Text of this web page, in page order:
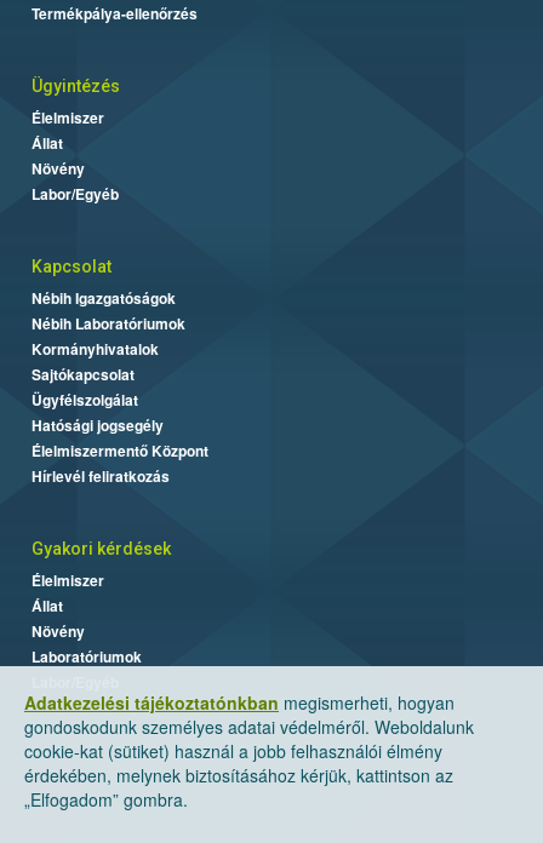
Adatkezelési tájékoztatónkban megismerheti, hogyan
gondoskodunk személyes adatai védelméről. Weboldalunk
cookie-kat (sütiket) használ a jobb felhasználói élmény
érdekében, melynek biztosításához kérjük, kattintson az
„Elfogadom” gombra.
Termékpálya-ellenőrzés
Ügyintézés
Élelmiszer
Állat
Növény
Labor/Egyéb
Kapcsolat
Nébih Igazgatóságok
Nébih Laboratóriumok
Kormányhivatalok
Sajtókapcsolat
Ügyfélszolgálat
Hatósági jogsegély
Élelmiszermentő Központ
Hírlevél feliratkozás
Gyakori kérdések
Élelmiszer
Állat
Növény
Laboratóriumok